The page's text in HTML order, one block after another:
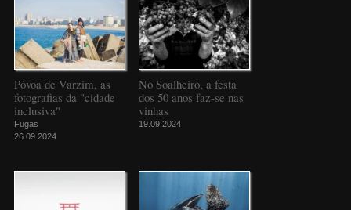
Póvoa de Varzim, as
fotografias da "cidade
inclusiva"
Fugas
26.09.2024
No Soalheiro, a festa
dos 50 anos faz-se nas
vinhas
19.09.2024